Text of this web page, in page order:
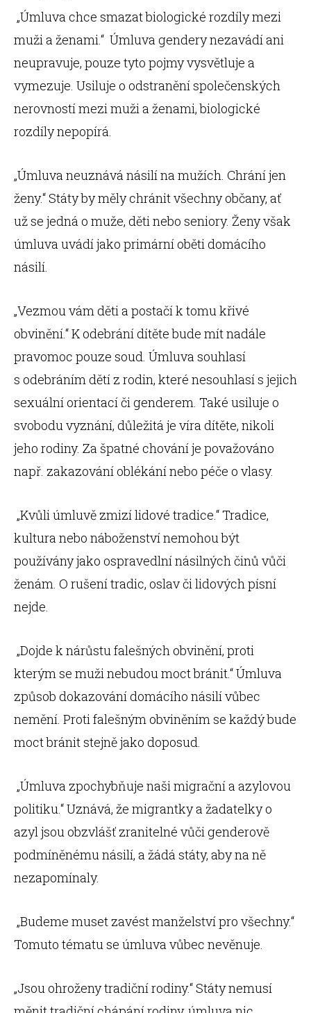
„Úmluva chce smazat biologické rozdíly mezi
muži a ženami.“ Úmluva gendery nezavádí ani
neupravuje, pouze tyto pojmy vysvětluje a
vymezuje. Usiluje o odstranění společenských
nerovností mezi muži a ženami, biologické
rozdíly nepopírá.
„Úmluva neuznává násilí na mužích. Chrání jen
ženy.“ Státy by měly chránit všechny občany, ať
už se jedná o muže, děti nebo seniory. Ženy však
úmluva uvádí jako primární oběti domácího
násilí.
„Vezmou vám děti a postačí k tomu křivé
obvinění.“ K odebrání dítěte bude mít nadále
pravomoc pouze soud. Úmluva souhlasí
s odebráním dětí z rodin, které nesouhlasí s jejich
sexuální orientací či genderem. Také usiluje o
svobodu vyznání, důležitá je víra dítěte, nikoli
jeho rodiny. Za špatné chování je považováno
např. zakazování oblékání nebo péče o vlasy.
„Kvůli úmluvě zmizí lidové tradice.“ Tradice,
kultura nebo náboženství nemohou být
používány jako ospravedlní násilných činů vůči
ženám. O rušení tradic, oslav či lidových písní
nejde.
„Dojde k nárůstu falešných obvinění, proti
kterým se muži nebudou moct bránit.“ Úmluva
způsob dokazování domácího násilí vůbec
nemění. Proti falešným obviněním se každý bude
moct bránit stejně jako doposud.
„Úmluva zpochybňuje naši migrační a azylovou
politiku.“ Uznává, že migrantky a žadatelky o
azyl jsou obzvlášť zranitelné vůči genderově
podmíněnému násilí, a žádá státy, aby na ně
nezapomínaly.
„Budeme muset zavést manželství pro všechny.“
Tomuto tématu se úmluva vůbec nevěnuje.
„Jsou ohroženy tradiční rodiny.“ Státy nemusí